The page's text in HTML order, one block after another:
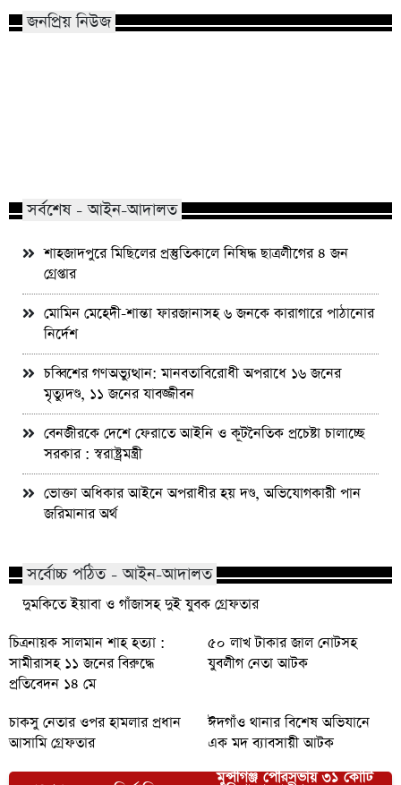
জনপ্রিয় নিউজ
সর্বশেষ - আইন-আদালত
শাহজাদপুরে মিছিলের প্রস্তুতিকালে নিষিদ্ধ ছাত্রলীগের ৪ জন
গ্রেপ্তার
মোমিন মেহেদী-শান্তা ফারজানাসহ ৬ জনকে কারাগারে পাঠানোর
নির্দেশ
চব্বিশের গণঅভ্যুত্থান: মানবতাবিরোধী অপরাধে ১৬ জনের
মৃত্যুদণ্ড, ১১ জনের যাবজ্জীবন
বেনজীরকে দেশে ফেরাতে আইনি ও কূটনৈতিক প্রচেষ্টা চালাচ্ছে
সরকার : স্বরাষ্ট্রমন্ত্রী
ভোক্তা অধিকার আইনে অপরাধীর হয় দণ্ড, অভিযোগকারী পান
জরিমানার অর্থ
সর্বোচ্চ পঠিত - আইন-আদালত
দুমকিতে ইয়াবা ও গাঁজাসহ দুই যুবক গ্রেফতার
চিত্রনায়ক সালমান শাহ হত্যা :
সামীরাসহ ১১ জনের বিরুদ্ধে
প্রতিবেদন ১৪ মে
৫০ লাখ টাকার জাল নোটসহ
যুবলীগ নেতা আটক
চাকসু নেতার ওপর হামলার প্রধান
আসামি গ্রেফতার
ঈদগাঁও থানার বিশেষ অভিযানে
এক মদ ব্যাবসায়ী আটক
মুন্সীগঞ্জ পৌরসভায় ৩১ কোটি